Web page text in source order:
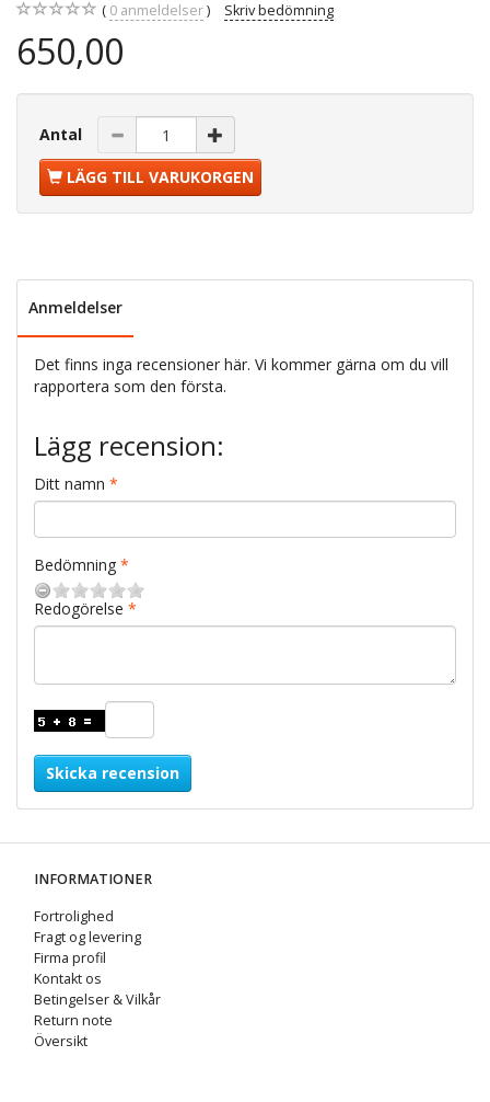
0 anmeldelser Skriv bedömning
650,00
Antal
LÄGG TILL VARUKORGEN
Anmeldelser
Det finns inga recensioner här. Vi kommer gärna om du vill
rapportera som den första.
Lägg recension:
Ditt namn
Bedömning
Redogörelse
Skicka recension
INFORMATIONER
Fortrolighed
Fragt og levering
Firma profil
Kontakt os
Betingelser & Vilkår
Return note
Översikt